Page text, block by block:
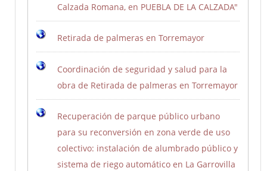
Calzada Romana, en PUEBLA DE LA CALZADA"
Retirada de palmeras en Torremayor
Coordinación de seguridad y salud para la
obra de Retirada de palmeras en Torremayor
Recuperación de parque público urbano
para su reconversión en zona verde de uso
colectivo: instalación de alumbrado público y
sistema de riego automático en La Garrovilla